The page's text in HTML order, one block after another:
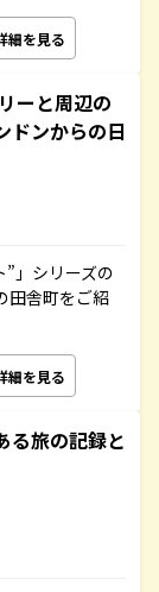
細を見る
ーと周辺の
ドンからの日
」シリーズの
田舎町をご紹
細を見る
旅の記録と